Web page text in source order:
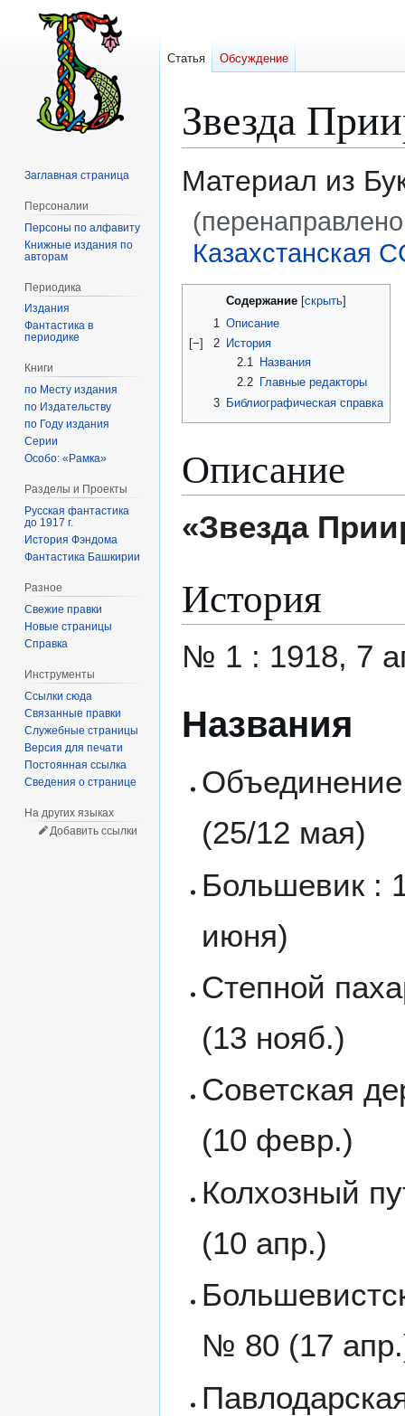
Звезда
Материал из
Казахстанская
Перейти
Перейти
Содержание
1 Описание
[−] 2
История
2.1
Названия
2.2 Главные редакторы
3 Библиографическая справка
Описание
«Звезда
История
№ 1 : 1918, 7
Названия
(25/12 мая)
Большевик :
июня)
Степной
(13 нояб.)
Советская
(10 февр.)
Колхозный
(10 апр.)
№ 80 (17
Статья Обсуждение
Заглавная страница
Персоналии
Персоны по алфавиту
Книжные издания по
авторам
Периодика
Издания
Фантастика в
периодике
Книги
по Месту издания
по Издательству
по Году издания
Серии
Особо: «Рамка»
Разделы и Проекты
Русская фантастика
до 1917 г.
История Фэндома
Фантастика Башкирии
Разное
Свежие правки
Новые страницы
Справка
Инструменты
Ссылки сюда
Связанные правки
Служебные страницы
Версия для печати
Постоянная ссылка
Сведения о странице
На других языках
Добавить ссылки